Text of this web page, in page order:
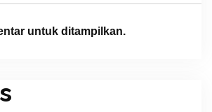
untuk ditampilkan.